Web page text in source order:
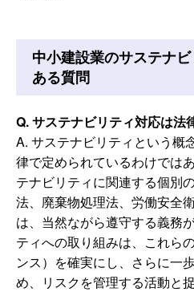
中小建設業のサステナ
ある質問
Q. サステナビリティ対応は法
A. サステナビリティという概
律で定められているわけでは
テナビリティに関連する個別
法、廃棄物処理法、労働安全
は、当然ながら遵守する義務
ティへの取り組みは、これら
ンス）を確実にし、さらに一
め、リスクを管理する活動と